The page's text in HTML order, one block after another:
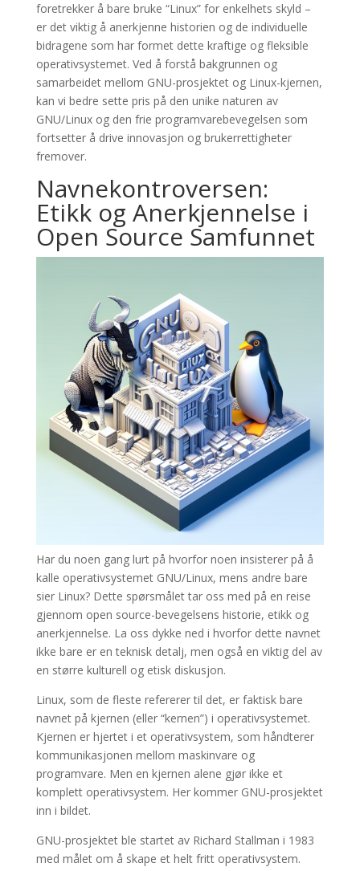
foretrekker å bare bruke “Linux” for enkelhets skyld –
er det viktig å anerkjenne historien og de individuelle
bidragene som har formet dette kraftige og fleksible
operativsystemet. Ved å forstå bakgrunnen og
samarbeidet mellom GNU-prosjektet og Linux-kjernen,
kan vi bedre sette pris på den unike naturen av
GNU/Linux og den frie programvarebevegelsen som
fortsetter å drive innovasjon og brukerrettigheter
fremover.
Navnekontroversen:
Etikk og Anerkjennelse i
Open Source Samfunnet
Har du noen gang lurt på hvorfor noen insisterer på å
kalle operativsystemet GNU/Linux, mens andre bare
sier Linux? Dette spørsmålet tar oss med på en reise
gjennom open source-bevegelsens historie, etikk og
anerkjennelse. La oss dykke ned i hvorfor dette navnet
ikke bare er en teknisk detalj, men også en viktig del av
en større kulturell og etisk diskusjon.
Linux, som de fleste refererer til det, er faktisk bare
navnet på kjernen (eller “kernen”) i operativsystemet.
Kjernen er hjertet i et operativsystem, som håndterer
kommunikasjonen mellom maskinvare og
programvare. Men en kjernen alene gjør ikke et
komplett operativsystem. Her kommer GNU-prosjektet
inn i bildet.
GNU-prosjektet ble startet av Richard Stallman i 1983
med målet om å skape et helt fritt operativsystem.